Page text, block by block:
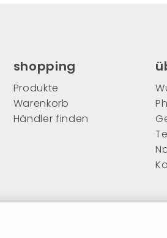
shopping
Produkte
Warenkorb
Händler finden